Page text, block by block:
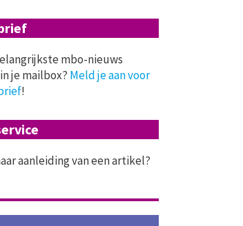
mbo-nieuws
je mailbox? Meld je aan voor
!
aanleiding van een artikel?